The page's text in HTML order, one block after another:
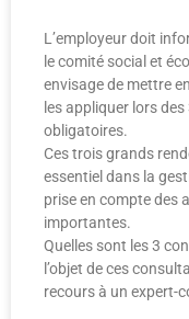
L’employeur doit
le comité social et
envisage de mettre
les appliquer lors
obligatoires.
Ces trois grands
essentiel dans la
prise en compte des
importantes.
Quelles sont les 3
l’objet de ces
recours à un expert-